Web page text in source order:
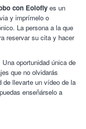
en globo por
Con un equipo de
de ofrecerte la
alturas.
con Eolofly es un
y imprímelo o
La persona a la que
reservar su cita y hacer
oportunidad única de
que no olvidarás
de llevarte un vídeo de la
enseñárselo a